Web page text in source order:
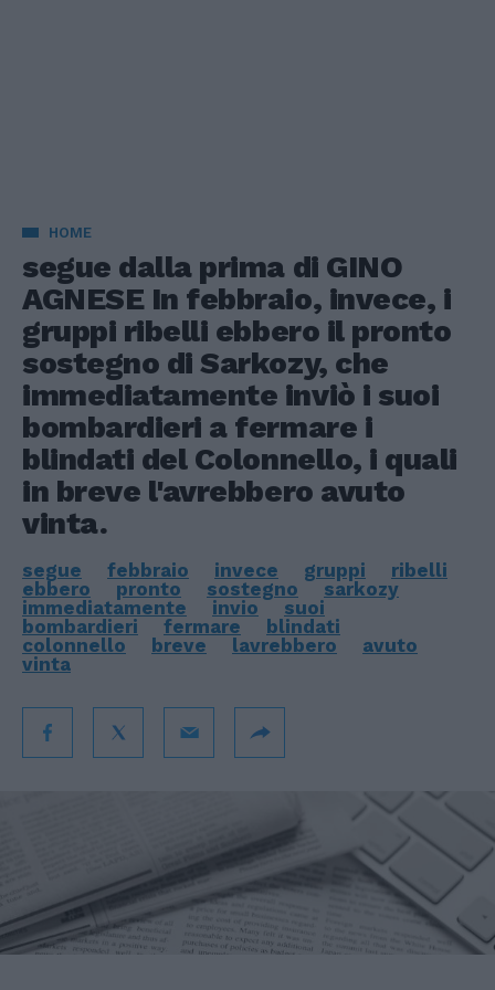
HOME
segue dalla prima di GINO
AGNESE In febbraio, invece, i
gruppi ribelli ebbero il pronto
sostegno di Sarkozy, che
immediatamente inviò i suoi
bombardieri a fermare i
blindati del Colonnello, i quali
in breve l'avrebbero avuto
vinta.
segue febbraio invece gruppi
ribelli
ebbero
pronto sostegno
sarkozy
immediatamente
invio
suoi
bombardieri
fermare
blindati
colonnello
breve lavrebbero
avuto
vinta